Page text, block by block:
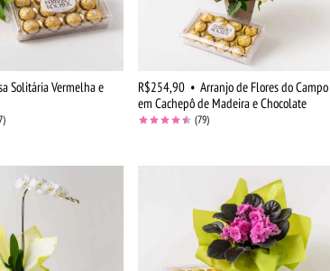
Solitária Vermelha e
R$254,90 • Arranjo de Flores do Campo
em Cachepô de Madeira e Chocolate
(79)